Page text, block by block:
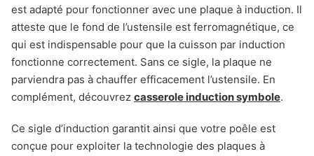
est adapté pour fonctionner avec une plaque à induction. Il
atteste que le fond de l’ustensile est ferromagnétique, ce
qui est indispensable pour que la cuisson par induction
fonctionne correctement. Sans ce sigle, la plaque ne
parviendra pas à chauffer efficacement l’ustensile. En
complément, découvrez casserole induction symbole.
Ce sigle d’induction garantit ainsi que votre poêle est
conçue pour exploiter la technologie des plaques à